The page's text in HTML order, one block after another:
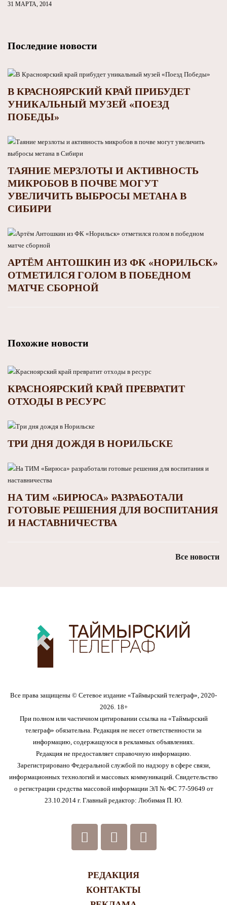
31 МАРТА, 2014
Последние новости
В КРАСНОЯРСКИЙ КРАЙ ПРИБУДЕТ
УНИКАЛЬНЫЙ МУЗЕЙ «ПОЕЗД
ПОБЕДЫ»
ТАЯНИЕ МЕРЗЛОТЫ И АКТИВНОСТЬ
МИКРОБОВ В ПОЧВЕ МОГУТ
УВЕЛИЧИТЬ ВЫБРОСЫ МЕТАНА В
СИБИРИ
АРТЁМ АНТОШКИН ИЗ ФК «НОРИЛЬСК»
ОТМЕТИЛСЯ ГОЛОМ В ПОБЕДНОМ
МАТЧЕ СБОРНОЙ
Похожие новости
КРАСНОЯРСКИЙ КРАЙ ПРЕВРАТИТ
ОТХОДЫ В РЕСУРС
ТРИ ДНЯ ДОЖДЯ В НОРИЛЬСКЕ
НА ТИМ «БИРЮСА» РАЗРАБОТАЛИ
ГОТОВЫЕ РЕШЕНИЯ ДЛЯ ВОСПИТАНИЯ
И НАСТАВНИЧЕСТВА
Все новости
Все права защищены © Сетевое издание «Таймырский телеграф», 2020-
2026. 18+
При полном или частичном цитировании ссылка на «Таймырский
телеграф» обязательна. Редакция не несет ответственности за
информацию, содержащуюся в рекламных объявлениях.
Редакция не предоставляет справочную информацию.
Зарегистрировано Федеральной службой по надзору в сфере связи,
информационных технологий и массовых коммуникаций. Свидетельство
о регистрации средства массовой информации ЭЛ № ФС 77-59649 от
23.10.2014 г. Главный редактор: Любимая П. Ю.
РЕДАКЦИЯ
КОНТАКТЫ